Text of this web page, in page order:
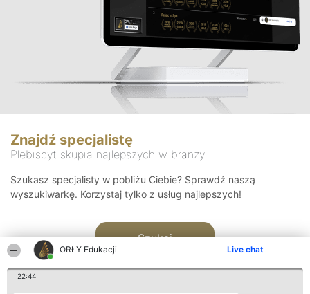
ORŁY Edukacji Live chat
22:44
Znajdź specjalistę
Plebiscyt skupia najlepszych w branży
Szukasz specjalisty w pobliżu Ciebie? Sprawdź naszą
wyszukiwarkę. Korzystaj tylko z usług najlepszych!
Szukaj